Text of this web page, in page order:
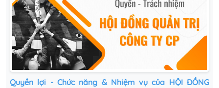
Quyền lợi - Chức năng & Nhiệm vụ của HỘI ĐỒNG